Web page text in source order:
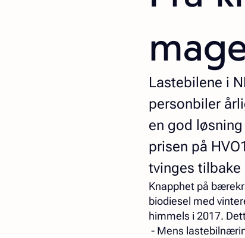
Lastebilene i
personbiler
en god
prisen på
tvinges
Knapphet på
biodiesel med
himmels i 2017.
- Mens